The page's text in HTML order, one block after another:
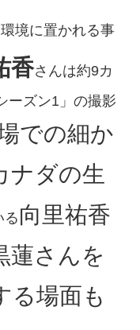
境に置かれる事
香さんは約9カ
ーズン1」の撮影
での細か
ナダの生
る 向里祐香
蓮さんを
る場面も